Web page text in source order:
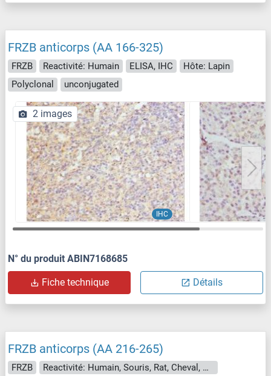
FRZB anticorps (AA 166-325)
FRZB Reactivité: Humain ELISA, IHC
Hôte: Lapin
Polyclonal
unconjugated
IHC
2 images
N° du produit ABIN7168685
Fiche technique Détails
FRZB anticorps (AA 216-265)
FRZB
Reactivité: Humain, Souris, Rat, Cheval, Chien, Roussette (Chauve-souris), Singe, Hamster